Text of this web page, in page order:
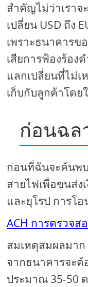
สำคัญไม่ว่าเราจ
เปลี่ยน USD ถึง
เพราะธนาคารข
เสียการฟ้องร้อง
แลกเปลี่ยนที่ไม่เ
เก็บกับลูกค้าโดย
ก่อนฉล
ก่อนที่ฉันจะค้นพ
สายไฟเพื่อขนส่ง
และยุโรป การโ
ACH การตรวจ
สมเหตุสมผลมาก
จากธนาคารจะต้
ประมาณ 35-50